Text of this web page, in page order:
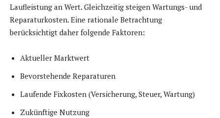
Laufleistung an Wert. Gleichzeitig steigen Wartungs- und
Reparaturkosten. Eine rationale Betrachtung
berücksichtigt daher folgende Faktoren:
Aktueller Marktwert
Bevorstehende Reparaturen
Laufende Fixkosten (Versicherung, Steuer, Wartung)
Zukünftige Nutzung